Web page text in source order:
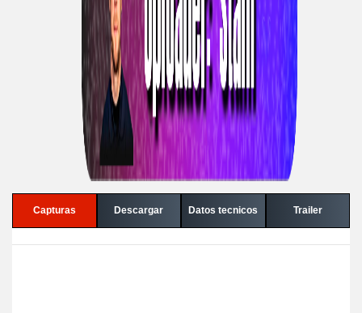
Capturas Descargar Datos tecnicos Trailer